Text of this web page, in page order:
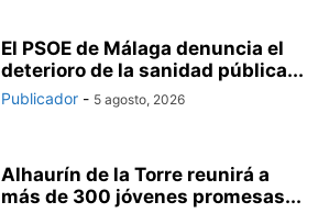
El PSOE de Málaga denuncia el
deterioro de la sanidad pública...
Publicador - 5 agosto, 2026
Alhaurín de la Torre reunirá a
más de 300 jóvenes promesas...